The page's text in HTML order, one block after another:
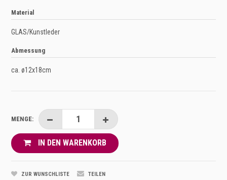
Material
GLAS/Kunstleder
Abmessung
ca. ø12x18cm
MENGE:
IN DEN WARENKORB
ZUR WUNSCHLISTE TEILEN